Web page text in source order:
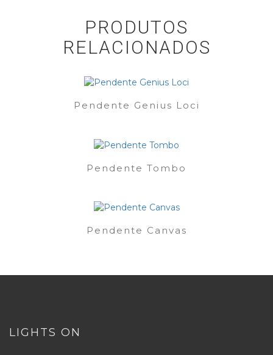
PRODUTOS
RELACIONADOS
Pendente Genius Loci
Pendente Tombo
Pendente Canvas
LIGHTS ON